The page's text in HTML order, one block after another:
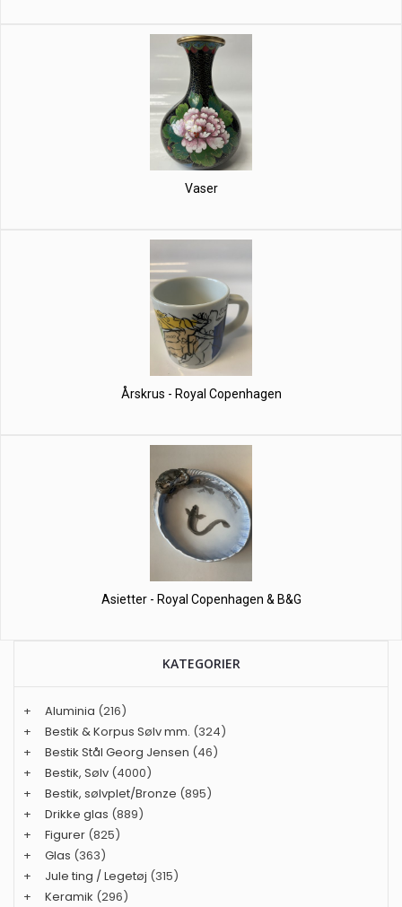
Vaser
Årskrus - Royal Copenhagen
Asietter - Royal Copenhagen & B&G
KATEGORIER
+ Aluminia (216)
+
Bestik & Korpus Sølv mm. (324)
+
Bestik Stål Georg Jensen (46)
+
Bestik, Sølv (4000)
+
Bestik, sølvplet/Bronze (895)
+
Drikke glas (889)
+
Figurer (825)
+
Glas (363)
+
Jule ting / Legetøj (315)
+
Keramik (296)